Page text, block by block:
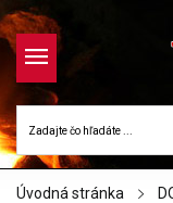
Úvodná stránka